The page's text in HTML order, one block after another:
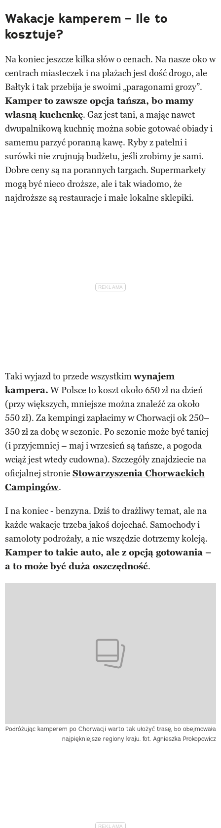
Wakacje kamperem – Ile to
kosztuje?
Na koniec jeszcze kilka słów o cenach. Na nasze oko w
centrach miasteczek i na plażach jest dość drogo, ale
Bałtyk i tak przebija je swoimi „paragonami grozy”.
Kamper to zawsze opcja tańsza, bo mamy
własną kuchenkę. Gaz jest tani, a mając nawet
dwupalnikową kuchnię można sobie gotować obiady i
samemu parzyć poranną kawę. Ryby z patelni i
surówki nie zrujnują budżetu, jeśli zrobimy je sami.
Dobre ceny są na porannych targach. Supermarkety
mogą być nieco droższe, ale i tak wiadomo, że
najdroższe są restauracje i małe lokalne sklepiki.
Taki wyjazd to przede wszystkimwynajem
kampera. W Polsce to koszt około 650 zł na dzień
(przy większych, mniejsze można znaleźć za około
550 zł). Za kempingi zapłacimy w Chorwacji ok 250–
350 zł za dobę w sezonie. Po sezonie może być taniej
(i przyjemniej – maj i wrzesień są tańsze, a pogoda
wciąż jest wtedy cudowna). Szczegóły znajdziecie na
oficjalnej stronie Stowarzyszenia Chorwackich
Campingów.
I na koniec - benzyna. Dziś to drażliwy temat, ale na
każde wakacje trzeba jakoś dojechać. Samochody i
samoloty podrożały, a nie wszędzie dotrzemy koleją.
Kamper to takie auto, ale z opcją gotowania –
a to może być duża oszczędność.
Podróżując kamperem po Chorwacji warto tak ułożyć trasę, bo obejmowała
najpiękniejsze regiony kraju. fot. Agnieszka Prokopowicz